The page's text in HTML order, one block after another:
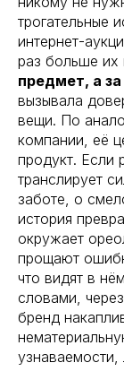
трогательные
интернет-
раз больше их
предмет, а
вызывала
вещи. По
компании, её
продукт. Если
транслирует
заботе, о
история
окружает
прощают
что видят в
словами,
бренд